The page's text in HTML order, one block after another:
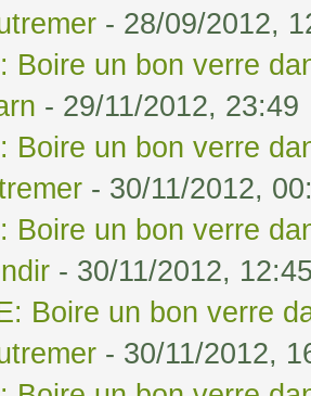
- 28/09/2012,
Boire un bon verre
- 29/11/2012, 23:49
Boire un bon verre
- 30/11/2012,
Boire un bon verre
- 30/11/2012,
Boire un bon verre
- 30/11/2012,